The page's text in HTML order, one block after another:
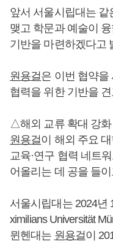
앞서 서울시립대는
맺고 학문과 예술이
기반을 마련하겠다고
원용걸은 이번 협약을
협력을 위한 기반을
△해외 교류 확대 강화
원용걸이 해외 주요
교육·연구 협력 네트
어올리는 데 공을 들
서울시립대는 2024년
ximilians Universität
뮌헨대는 원용걸이